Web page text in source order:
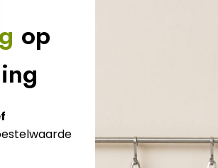
resultaten. Deze pannen zijn
professionele kwaliteit en
op